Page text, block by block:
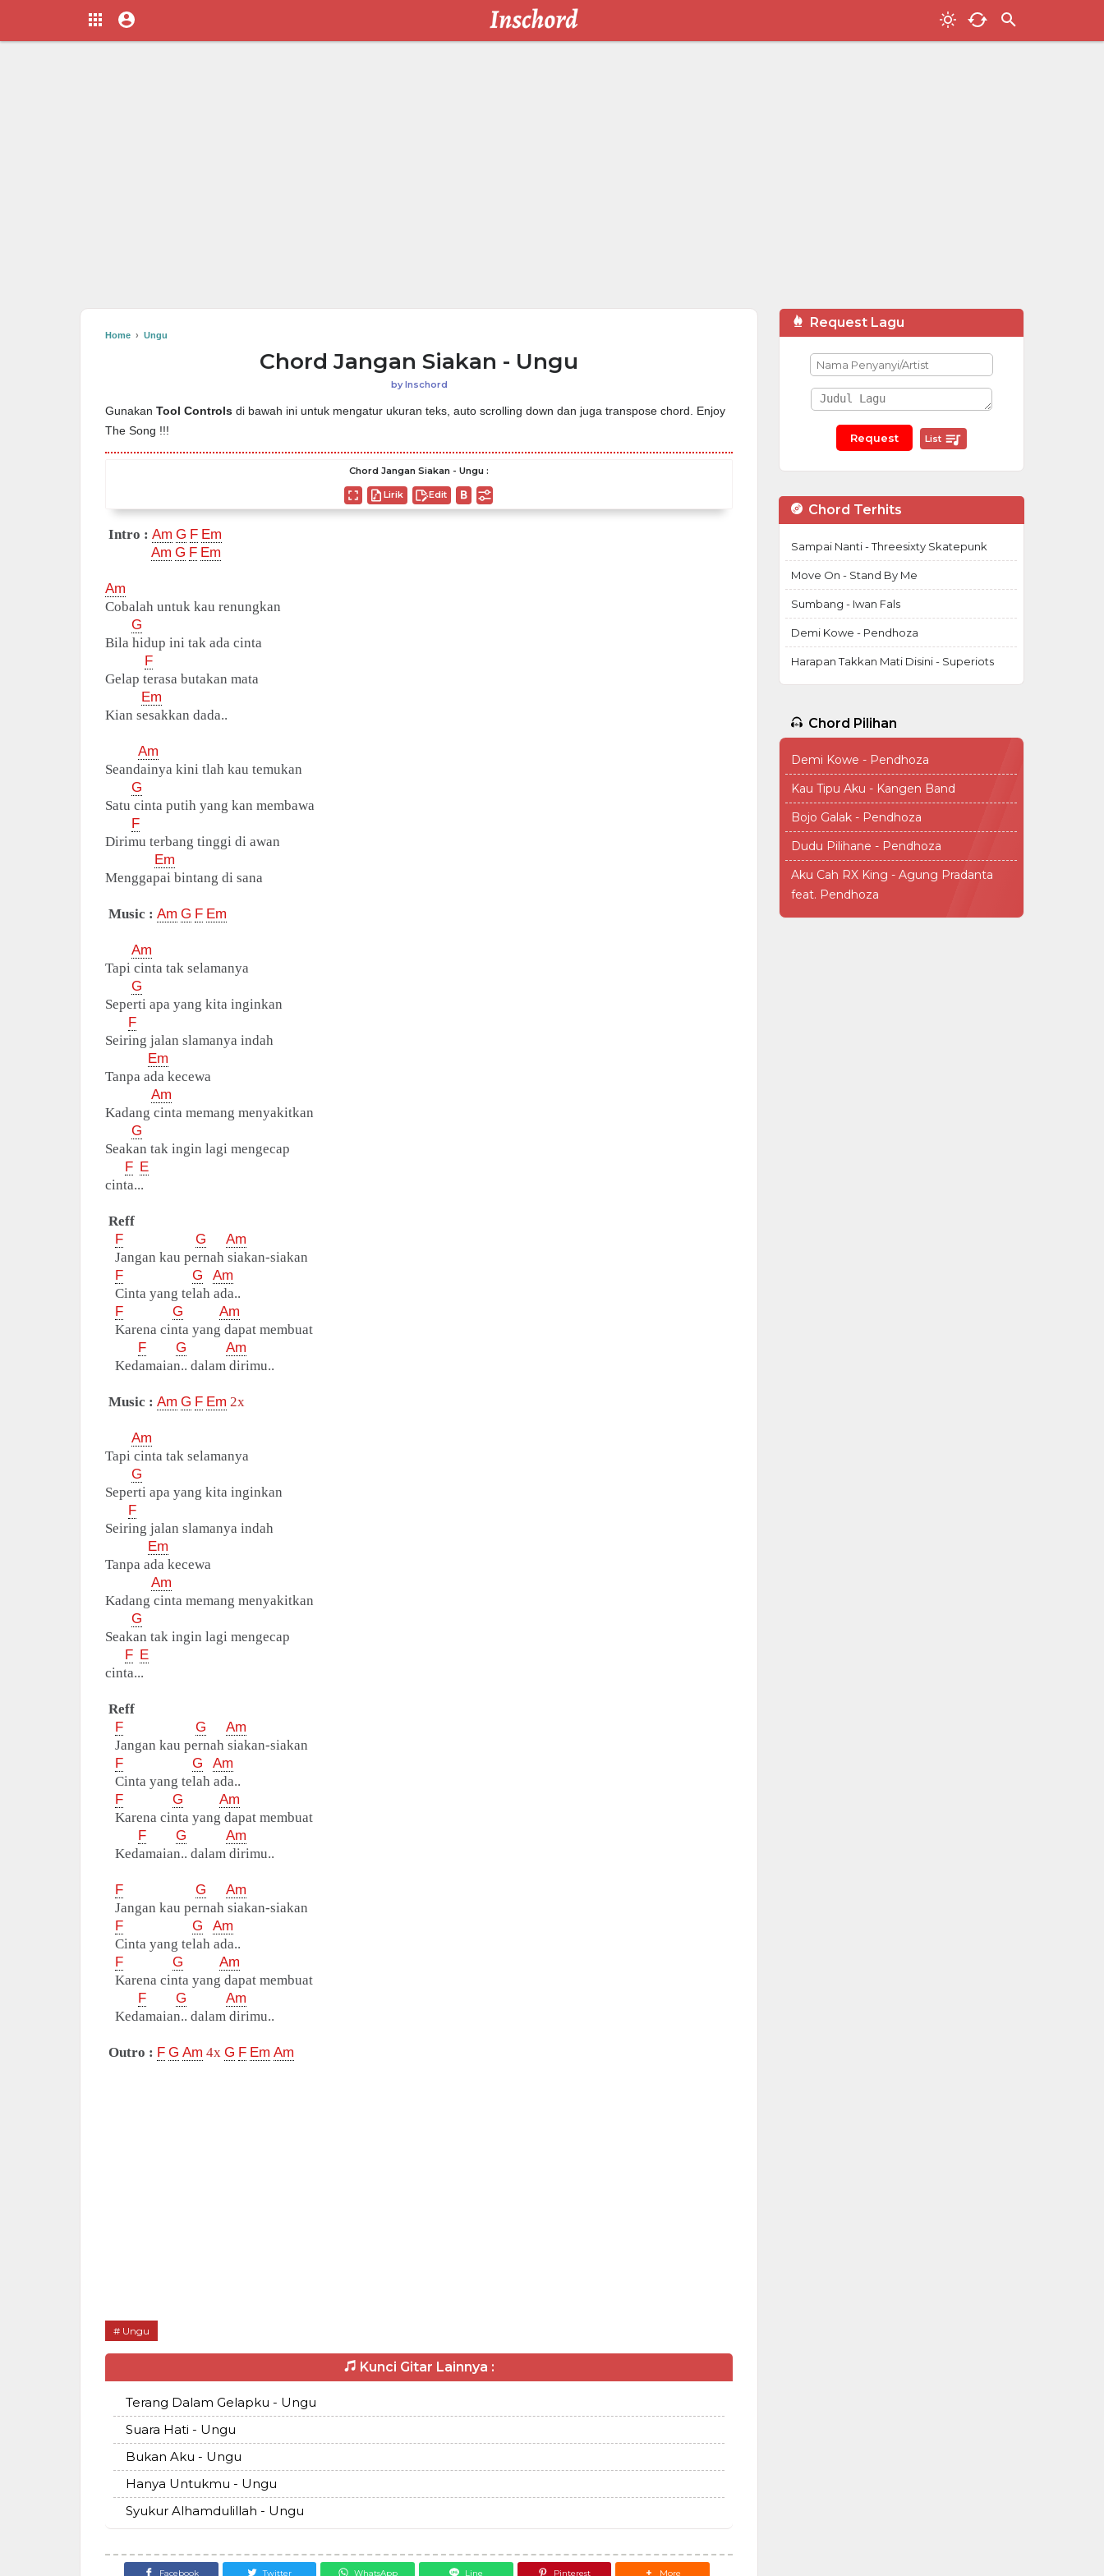
Home › Ungu
Chord Jangan Siakan - Ungu
byInschord
Gunakan Tool Controls di bawah ini untuk mengatur ukuran teks, auto scrolling down dan juga transpose chord. Enjoy
The Song !!!
Chord Jangan Siakan - Ungu :
Lirik Edit
Intro : Am G F Em
Am G F Em
Am
Cobalah untuk kau renungkan
G
Bila hidup ini tak ada cinta
F
Gelap terasa butakan mata
Em
Kian sesakkan dada..
Am
Seandainya kini tlah kau temukan
G
Satu cinta putih yang kan membawa
F
Dirimu terbang tinggi di awan
Em
Menggapai bintang di sana
Music : Am G F Em
Am
Tapi cinta tak selamanya
G
Seperti apa yang kita inginkan
F
Seiring jalan slamanya indah
Em
Tanpa ada kecewa
Am
Kadang cinta memang menyakitkan
G
Seakan tak ingin lagi mengecap
F E
cinta...
Reff
F
G
Am
Jangan kau pernah siakan-siakan
F
G
Am
Cinta yang telah ada..
F
G
Am
Karena cinta yang dapat membuat
F
G
Am
Kedamaian.. dalam dirimu..
Music : Am G F Em 2x
Am
Tapi cinta tak selamanya
G
Seperti apa yang kita inginkan
F
Seiring jalan slamanya indah
Em
Tanpa ada kecewa
Am
Kadang cinta memang menyakitkan
G
Seakan tak ingin lagi mengecap
F E
cinta...
Reff
F
G
Am
Jangan kau pernah siakan-siakan
F
G
Am
Cinta yang telah ada..
F
G
Am
Karena cinta yang dapat membuat
F
G
Am
Kedamaian.. dalam dirimu..
F G
Am
Jangan kau pernah siakan-siakan
F
G
Am
Cinta yang telah ada..
F
G
Am
Karena cinta yang dapat membuat
F
G
Am
Kedamaian.. dalam dirimu..
Outro : F G Am 4x G F Em Am
Ungu
Kunci Gitar Lainnya :
Terang Dalam Gelapku - Ungu
Suara Hati - Ungu
Bukan Aku - Ungu
Hanya Untukmu - Ungu
Syukur Alhamdulillah - Ungu
Facebook Twitter WhatsApp Line Pinterest More
Request Lagu
List
Chord Terhits
Sampai Nanti - Threesixty Skatepunk
Move On - Stand By Me
Sumbang - Iwan Fals
Demi Kowe - Pendhoza
Harapan Takkan Mati Disini - Superiots
Chord Pilihan
Demi Kowe - Pendhoza
Kau Tipu Aku - Kangen Band
Bojo Galak - Pendhoza
Dudu Pilihane - Pendhoza
Aku Cah RX King - Agung Pradanta
feat. Pendhoza